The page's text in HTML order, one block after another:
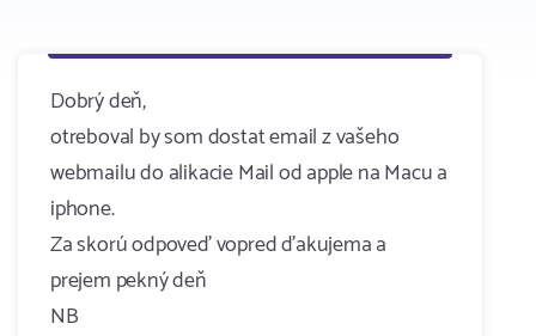
Dobrý deň,
otreboval by som dostat email z vašeho
webmailu do alikacie Mail od apple na Macu a
iphone.
Za skorú odpoveď vopred ďakujema a
prejem pekný deň
NB